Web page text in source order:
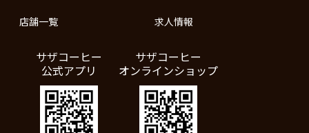
店舗一覧 求人情報
サザコーヒー
公式アプリ
サザコーヒー
オンラインショップ